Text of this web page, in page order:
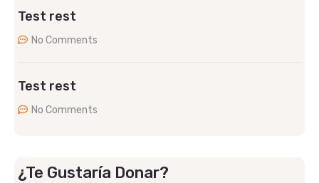
Test rest
No Comments
Test rest
No Comments
¿Te Gustaría Donar?